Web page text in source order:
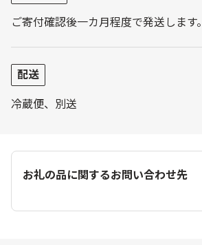
ご寄付確認後一カ月程度で発送します。
配送
冷蔵便、別送
お礼の品に関するお問い合わせ先